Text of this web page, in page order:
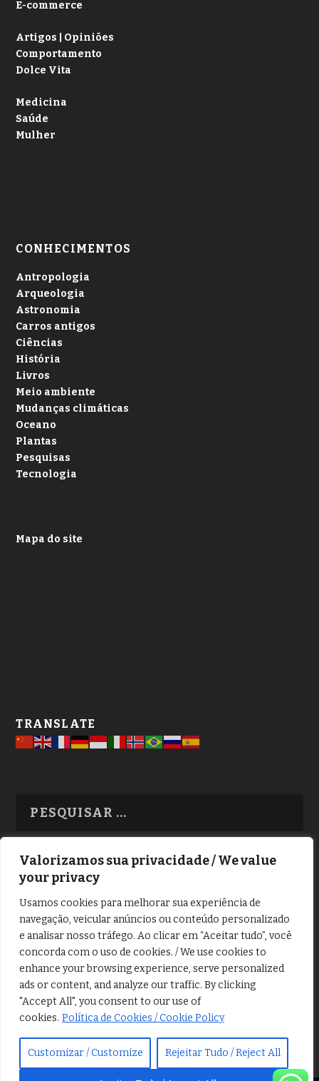
Valorizamos sua privacidade / We value
your privacy
Usamos cookies para melhorar sua experiência de
navegação, veicular anúncios ou conteúdo personalizado
e analisar nosso tráfego. Ao clicar em “Aceitar tudo”, você
concorda com o uso de cookies. / We use cookies to
enhance your browsing experience, serve personalized
ads or content, and analyze our traffic. By clicking
"Accept All", you consent to our use of
cookies. Política de Cookies / Cookie Policy
Customizar / Customize Rejeitar Tudo / Reject All
E-commerce
Artigos | Opiniões
Comportamento
Dolce Vita
Medicina
Saúde
Mulher
CONHECIMENTOS
Antropologia
Arqueologia
Astronomia
Carros antigos
Ciências
História
Livros
Meio ambiente
Mudanças climáticas
Oceano
Plantas
Pesquisas
Tecnologia
Mapa do site
TRANSLATE
TODAS OS ASSUNTOS
Copyright © Alô Tatuapé 2013 / 2026
Desenvolvido por ALOSP MKT DIGITAL